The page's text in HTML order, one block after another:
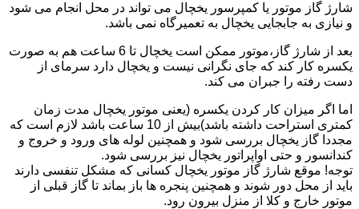
شارژ گاز موتور یا کمپرسور یخچال می تواند در محل انجام می شود
و نیازی به جابجایی یخچال به تعمیرگاه نمی باشد.
بعد از شارژ گاز،موتور ممکن است یخچال تا 6 ساعت هم به صورت
یکسره کار کند که جای نگرانی نیست و یخچال دارد سرمای از
دست رفته را جبران می کند.
اما اگر میزان کار کردن یکسره (یعنی موتور یخچال مدت زمان
کمتری استراحت داشته باشد)بیش از 10 ساعت باشد لازم است که
مجددا گاز یخچال بررسی شود و همچنین لوله های ورود و خروج و
کندانسور و حتی اواپراتور یخچال نیز بررسی شود.
توجه! موقع شارژ گاز موتور یخچال کسانی که مشکل تنفسی دارند
باید از محل دور شوند و همچنین پنجره ها باز بماند تا گاز قبلی از
موتور خارج و کلا از منزل بیرون رود.